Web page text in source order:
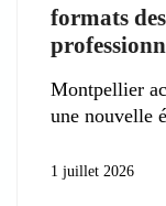
formats
Montpellier
une nouvelle
1 juillet 2026